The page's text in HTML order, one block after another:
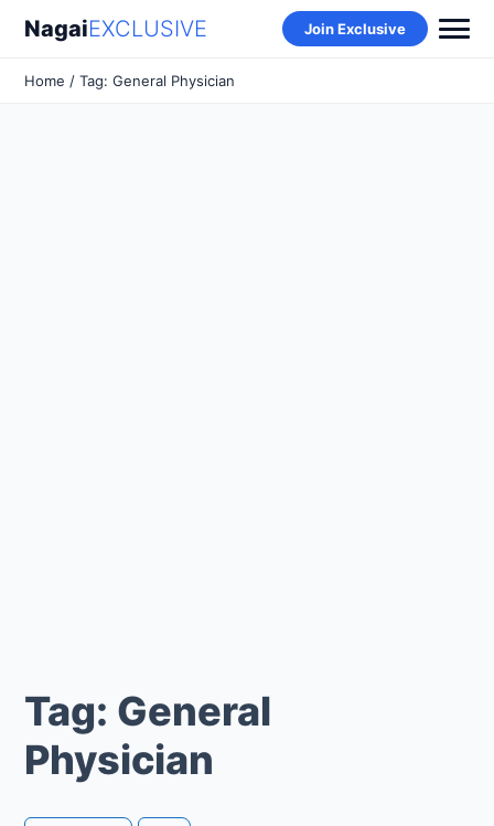
NagaiEXCLUSIVE Join Exclusive
Home / Tag: General Physician
Tag: General
Physician